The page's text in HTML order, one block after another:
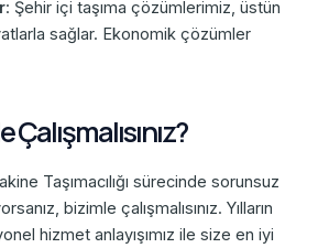
: Şehir içi taşıma çözümlerimiz, üstün
sağlar. Ekonomik çözümler
Taşımacılığı sürecinde sorunsuz
bizimle çalışmalısınız. Yılların
hizmet anlayışımız ile size en iyi